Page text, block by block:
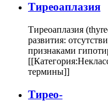
Тиреоаплазия
Тиреоаплазия
развития:
признаками
термины]]
Тирео-